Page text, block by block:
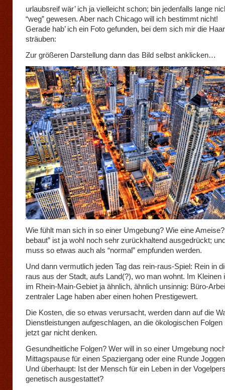
urlaubsreif wär’ ich ja vielleicht schon; bin jedenfalls lange
“weg” gewesen. Aber nach Chicago will ich bestimmt nicht!
Gerade hab’ ich ein Foto gefunden, bei dem sich mir die
sträuben:
Zur größeren Darstellung dann das Bild selbst anklicken…
Wie fühlt man sich in so einer Umgebung? Wie eine
bebaut” ist ja wohl noch sehr zurückhaltend ausgedrückt;
muss so etwas auch als “normal” empfunden werden.
Und dann vermutlich jeden Tag das rein-raus-Spiel: Rein in
raus aus der Stadt, aufs Land(?), wo man wohnt. Im Kleinen
im Rhein-Main-Gebiet ja ähnlich, ähnlich unsinnig: Büro-
zentraler Lage haben aber einen hohen Prestigewert.
Die Kosten, die so etwas verursacht, werden dann auf die
Dienstleistungen aufgeschlagen, an die ökologischen Folgen
jetzt gar nicht denken.
Gesundheitliche Folgen? Wer will in so einer Umgebung
Mittagspause für einen Spaziergang oder eine Runde
Und überhaupt: Ist der Mensch für ein Leben in der
genetisch ausgestattet?